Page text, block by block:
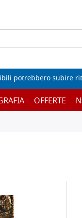
potrebbero subire
OFFERTE